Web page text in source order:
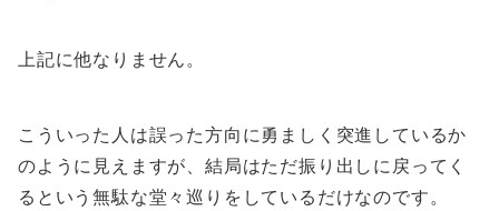
上記に他なりません。
こういった人は誤った方向に勇ましく突進しているか
のように見えますが、結局はただ振り出しに戻ってく
るという無駄な堂々巡りをしているだけなのです。